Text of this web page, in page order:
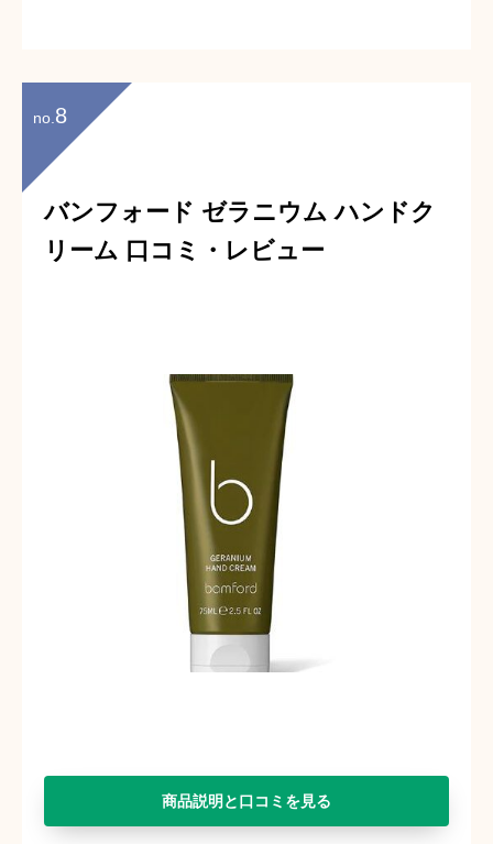
no. 8
バンフォード ゼラニウム ハンドク
リーム 口コミ・レビュー
商品説明と口コミを見る